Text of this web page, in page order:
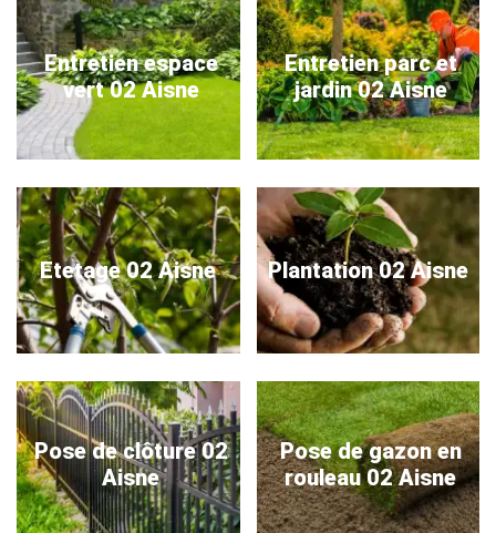
Entretien espace
vert 02 Aisne
Entretien parc et
jardin 02 Aisne
Etetage 02 Aisne Plantation 02 Aisne
Pose de clôture 02
Aisne
Pose de gazon en
rouleau 02 Aisne